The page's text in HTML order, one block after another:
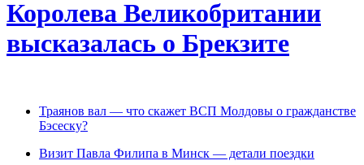
Королева Великобритании
высказалась о Брекзите
Траянов вал — что скажет ВСП Молдовы о гражданстве
Бэсеску?
Визит Павла Филипа в Минск — детали поездки